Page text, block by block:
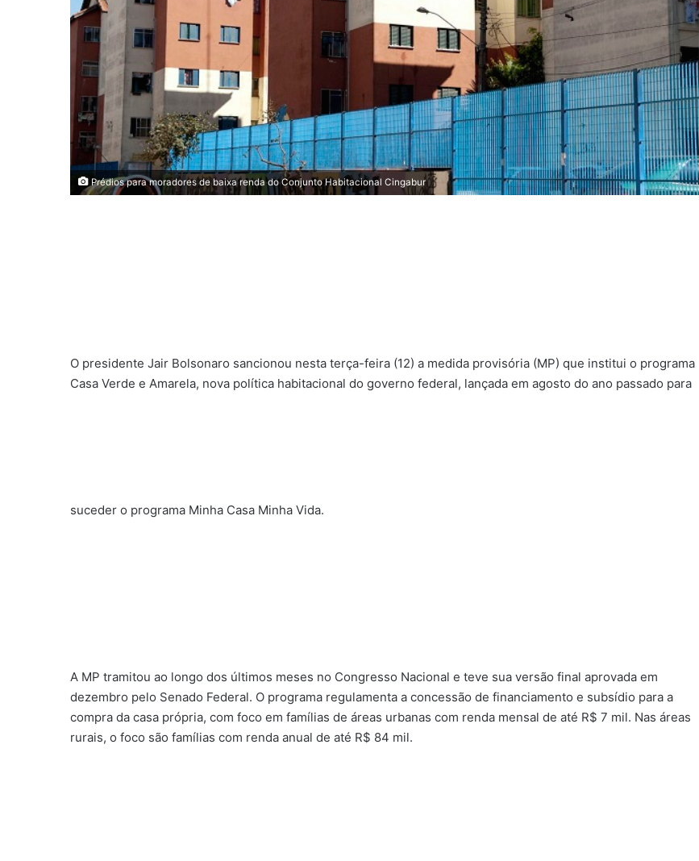
Prédios para moradores de baixa renda do Conjunto Habitacional Cingabur
O presidente Jair Bolsonaro sancionou nesta terça-feira (12) a medida provisória (MP) que institui o programa
Casa Verde e Amarela, nova política habitacional do governo federal, lançada em agosto do ano passado para
suceder o programa Minha Casa Minha Vida.
A MP tramitou ao longo dos últimos meses no Congresso Nacional e teve sua versão final aprovada em
dezembro pelo Senado Federal. O programa regulamenta a concessão de financiamento e subsídio para a
compra da casa própria, com foco em famílias de áreas urbanas com renda mensal de até R$ 7 mil. Nas áreas
rurais, o foco são famílias com renda anual de até R$ 84 mil.